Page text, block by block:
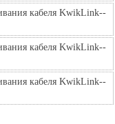
кабеля KwikLink--
кабеля KwikLink--
кабеля KwikLink--